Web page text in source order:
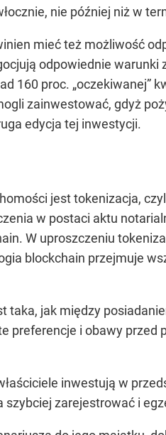
nie później niż w
mieć też możliwość
odpowiednie warunki
160 proc. „oczekiwanej”
zainwestować, gdyż
edycja tej inwestycji.
jest tokenizacja,
w postaci aktu
W uproszczeniu
blockchain przejmuje
taka, jak między
preferencje i obawy
inwestują w
zarejestrować i